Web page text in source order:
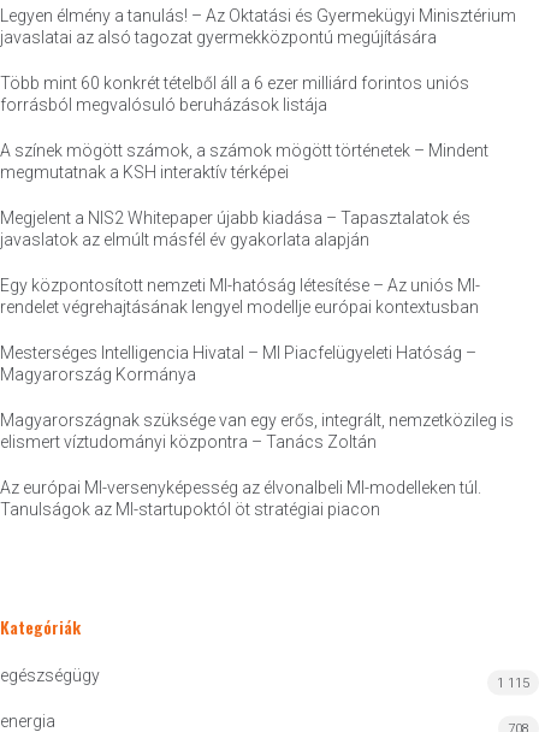
Legyen élmény a tanulás! – Az Oktatási és Gyermekügyi Minisztérium
javaslatai az alsó tagozat gyermekközpontú megújítására
Több mint 60 konkrét tételből áll a 6 ezer milliárd forintos uniós
forrásból megvalósuló beruházások listája
A színek mögött számok, a számok mögött történetek – Mindent
megmutatnak a KSH interaktív térképei
Megjelent a NIS2 Whitepaper újabb kiadása – Tapasztalatok és
javaslatok az elmúlt másfél év gyakorlata alapján
Egy központosított nemzeti MI-hatóság létesítése – Az uniós MI-
rendelet végrehajtásának lengyel modellje európai kontextusban
Mesterséges Intelligencia Hivatal – MI Piacfelügyeleti Hatóság –
Magyarország Kormánya
Magyarországnak szüksége van egy erős, integrált, nemzetközileg is
elismert víztudományi központra – Tanács Zoltán
Az európai MI-versenyképesség az élvonalbeli MI-modelleken túl.
Tanulságok az MI-startupoktól öt stratégiai piacon
Kategóriák
egészségügy 1 115
energia 708